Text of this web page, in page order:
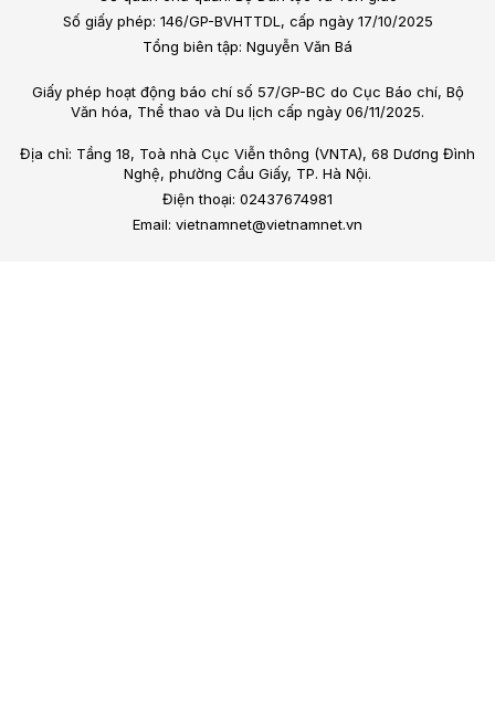
Số giấy phép: 146/GP-BVHTTDL, cấp ngày 17/10/2025
Tổng biên tập: Nguyễn Văn Bá
Giấy phép hoạt động báo chí số 57/GP-BC do Cục Báo chí, Bộ
Văn hóa, Thể thao và Du lịch cấp ngày 06/11/2025.
Địa chỉ: Tầng 18, Toà nhà Cục Viễn thông (VNTA), 68 Dương Đình
Nghệ, phường Cầu Giấy, TP. Hà Nội.
Điện thoại: 02437674981
Email: vietnamnet@vietnamnet.vn